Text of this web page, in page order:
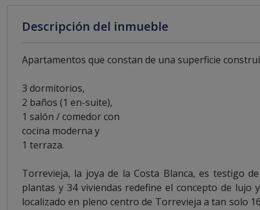
Descripción del inmueble
Apartamentos que constan de una superficie
3 dormitorios,
2 baños (1 en-suite),
1 salón / comedor con
cocina moderna y
1 terraza.
Torrevieja, la joya de la Costa Blanca, es testigo
plantas y 34 viviendas redefine el concepto de lujo
localizado en pleno centro de Torrevieja a tan solo